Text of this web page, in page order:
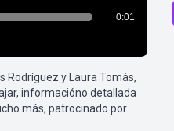
Rodríguez y Laura Tomàs,
informacióno detallada
más, patrocinado por